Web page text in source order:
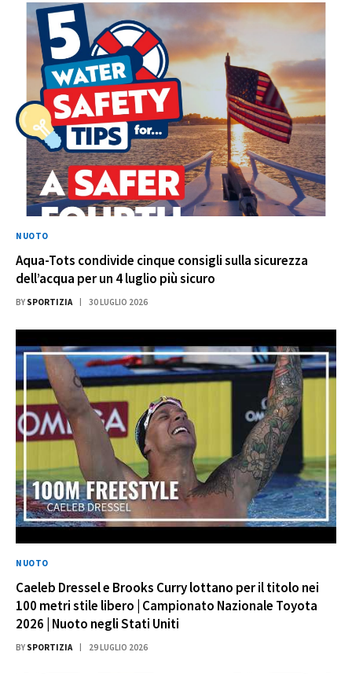
NUOTO
Aqua-Tots condivide cinque consigli sulla sicurezza
dell’acqua per un 4 luglio più sicuro
BY SPORTIZIA 30 LUGLIO 2026
NUOTO
Caeleb Dressel e Brooks Curry lottano per il titolo nei
100 metri stile libero | Campionato Nazionale Toyota
2026 | Nuoto negli Stati Uniti
BY SPORTIZIA 29 LUGLIO 2026